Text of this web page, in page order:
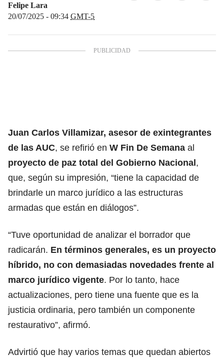
Felipe Lara
20/07/2025 - 09:34 GMT-5
Juan Carlos Villamizar, asesor de exintegrantes
de las AUC, se refirió en W Fin De Semana al
proyecto de paz total del Gobierno Nacional,
que, según su impresión, “tiene la capacidad de
brindarle un marco jurídico a las estructuras
armadas que están en diálogos”.
“Tuve oportunidad de analizar el borrador que
radicarán. En términos generales, es un proyecto
híbrido, no con demasiadas novedades frente al
marco jurídico vigente. Por lo tanto, hace
actualizaciones, pero tiene una fuente que es la
justicia ordinaria, pero también un componente
restaurativo”, afirmó.
Advirtió que hay varios temas que quedan abiertos